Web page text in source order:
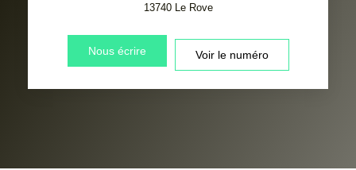
13740 Le Rove
Nous écrire Voir le numéro